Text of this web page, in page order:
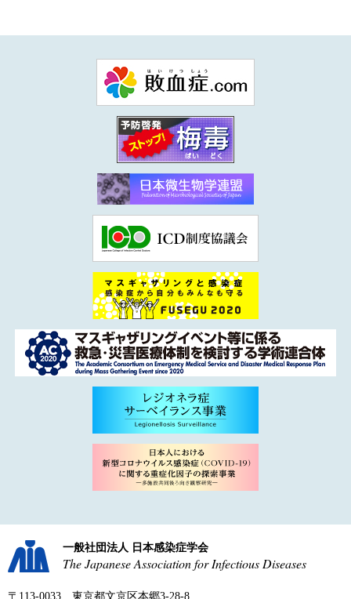
一般社団法人 日本感染症学会
The Japanese Association for Infectious Diseases
〒113-0033 東京都文京区本郷3-28-8